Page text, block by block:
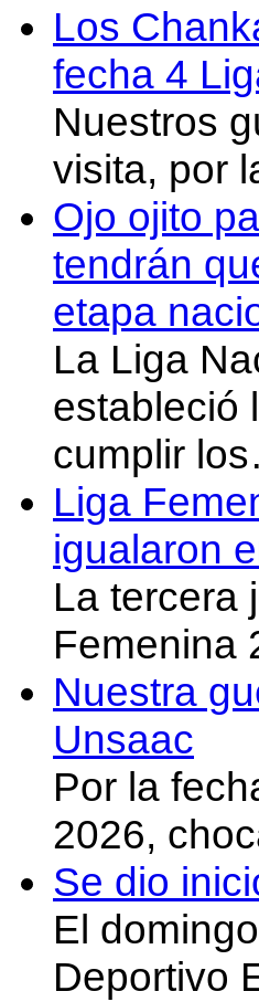
Los
fecha 4
Nuestros
visita, por
Ojo ojito
tendrán
etapa
La Liga
estableció
cumplir
Liga
igualaron
La tercera
Femenina
Nuestra
Unsaac
Por la
2026,
Se dio
El
Deportivo